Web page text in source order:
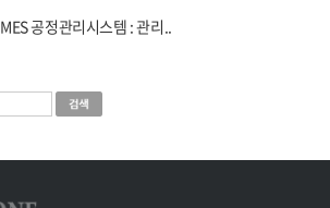
MES 공정관리시스템 : 관리..